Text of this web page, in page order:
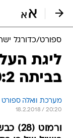
ספורט/כדורגל
ליגת
בביתה 0:2 על מכבי נתניה
מערכת וואלה ספורט
18.2.2018 / 20:20